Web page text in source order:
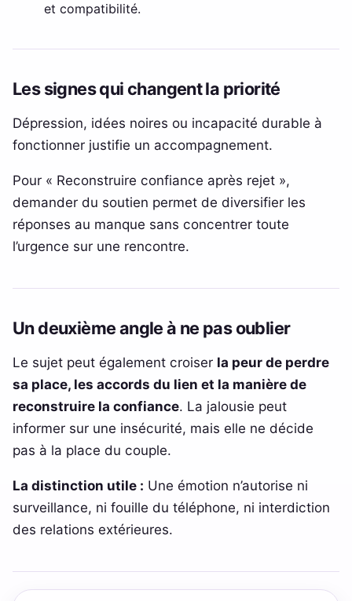
et compatibilité.
Les signes qui changent la priorité
Dépression, idées noires ou incapacité durable à
fonctionner justifie un accompagnement.
Pour « Reconstruire confiance après rejet »,
demander du soutien permet de diversifier les
réponses au manque sans concentrer toute
l’urgence sur une rencontre.
Un deuxième angle à ne pas oublier
Le sujet peut également croiser la peur de perdre
sa place, les accords du lien et la manière de
reconstruire la confiance. La jalousie peut
informer sur une insécurité, mais elle ne décide
pas à la place du couple.
La distinction utile : Une émotion n’autorise ni
surveillance, ni fouille du téléphone, ni interdiction
des relations extérieures.